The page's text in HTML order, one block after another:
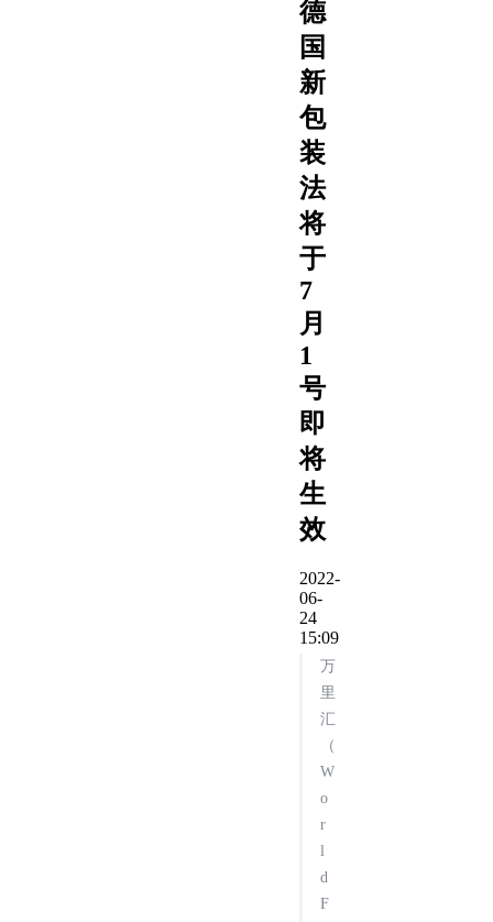
德
国
新
包
装
法
将
于
7
月
1
号
即
将
生
效
2022-
06-
24
15:09
万
里
汇
（
W
o
r
l
d
F